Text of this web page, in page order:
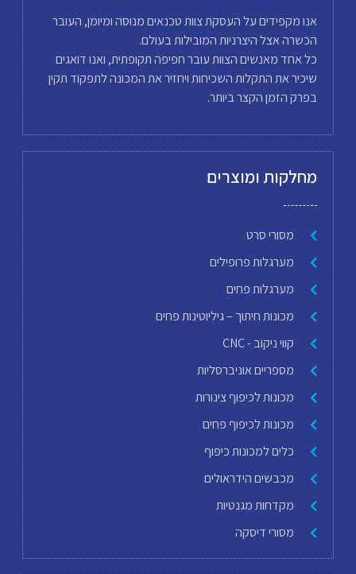
אנו מקפידים על העסקת צוות טכנאים מנוסה ומיומן, העובר
הכשרה אצל היצרניות המובילות בעולם.
כל אחד מאנשים הצוות עובר חפיפה תקופתית, ואנו דואגים
שיכיר את התקלות השכיחות ויחזיר את המכונה לתפקוד תקין
בפרק הזמן הקצר ביותר.
מחלקות ומוצרים
מסורי סרט
מערגלות פרופילים
מערגלות פחים
מכונות חיתוך – גיליוטינות פחים
קווי ניקוב - CNC
מספריים אוניברסליות
מכונות לכיפוף צינורות
מכונות לכיפוף פחים
כלים למכונות כיפוף
מכבשים הידראולים
מקדחות מגנטיות
מסורי דיסקה